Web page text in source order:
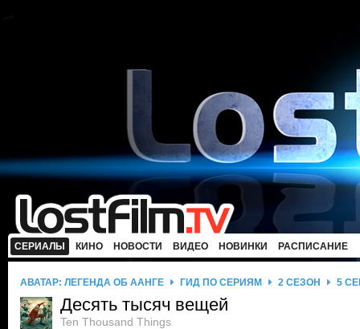
СЕРИАЛЫ КИНО НОВОСТИ ВИДЕО НОВИНКИ РАСПИСАНИЕ
АВАТАР: ЛЕГЕНДА ОБ ААНГЕ ГИД ПО СЕРИЯМ 2 СЕЗОН 5
Десять тысяч вещей
Ten Thousand Things